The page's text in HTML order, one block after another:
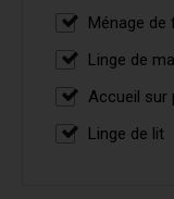
Ménage de
Linge de
Accueil sur
Linge de lit